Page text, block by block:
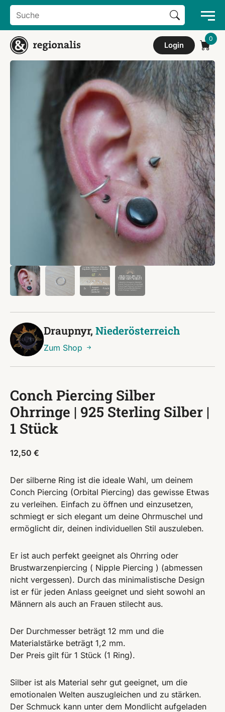
Search
for:
Search Button
Login
Draupnyr, Niederösterreich
Zum Shop
Conch Piercing Silber
Ohrringe | 925 Sterling Silber |
1 Stück
12,50 €
Der silberne Ring ist die ideale Wahl, um deinem
Conch Piercing (Orbital Piercing) das gewisse Etwas
zu verleihen. Einfach zu öffnen und einzusetzen,
schmiegt er sich elegant um deine Ohrmuschel und
ermöglicht dir, deinen individuellen Stil auszuleben.
Er ist auch perfekt geeignet als Ohrring oder
Brustwarzenpiercing ( Nipple Piercing ) (abmessen
nicht vergessen). Durch das minimalistische Design
ist er für jeden Anlass geeignet und sieht sowohl an
Männern als auch an Frauen stilecht aus.
Der Durchmesser beträgt 12 mm und die
Materialstärke beträgt 1,2 mm.
Der Preis gilt für 1 Stück (1 Ring).
Silber ist als Material sehr gut geeignet, um die
emotionalen Welten auszugleichen und zu stärken.
Der Schmuck kann unter dem Mondlicht aufgeladen